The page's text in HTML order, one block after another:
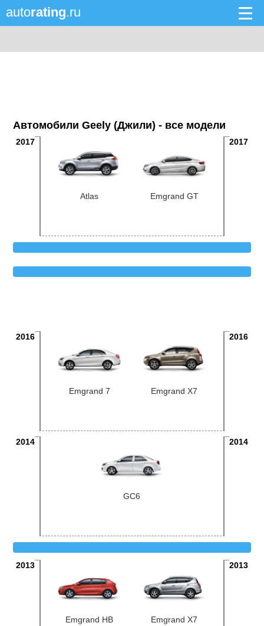
autorating.ru
Автомобили Geely (Джили) - все модели
2017 2017
Atlas Emgrand GT
2016 2016
Emgrand 7 Emgrand X7
2014 2014
GC6
2013 2013
Emgrand HB Emgrand X7